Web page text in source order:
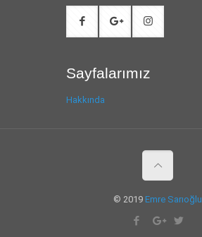
Sayfalarımız
Hakkında
© 2019 Emre Sarıoğlu